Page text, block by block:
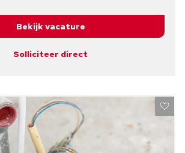
Solliciteer direct
Bekijk vacature